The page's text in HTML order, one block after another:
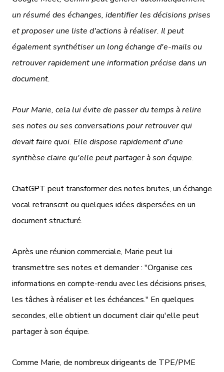
un résumé des échanges, identifier les décisions prises
et proposer une liste d'actions à réaliser. Il peut
également synthétiser un long échange d'e-mails ou
retrouver rapidement une information précise dans un
document.
Pour Marie, cela lui évite de passer du temps à relire
ses notes ou ses conversations pour retrouver qui
devait faire quoi. Elle dispose rapidement d'une
synthèse claire qu'elle peut partager à son équipe.
ChatGPT peut transformer des notes brutes, un échange
vocal retranscrit ou quelques idées dispersées en un
document structuré.
Après une réunion commerciale, Marie peut lui
transmettre ses notes et demander : "Organise ces
informations en compte-rendu avec les décisions prises,
les tâches à réaliser et les échéances." En quelques
secondes, elle obtient un document clair qu'elle peut
partager à son équipe.
Comme Marie, de nombreux dirigeants de TPE/PME